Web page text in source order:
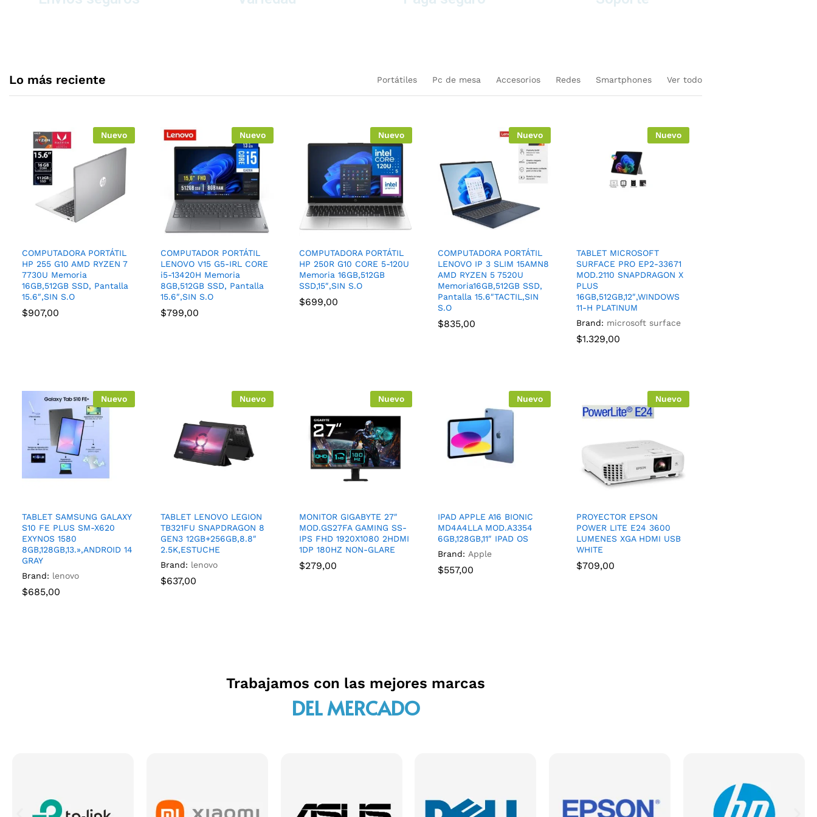
Lo más reciente Portátiles Pc de mesa Accesorios Redes Smartphones Ver todo
Nuevo
COMPUTADORA PORTÁTIL
HP 255 G10 AMD RYZEN 7
7730U Memoria
16GB,512GB SSD, Pantalla
15.6″,SIN S.O
$907,00
Nuevo
COMPUTADOR PORTÁTIL
LENOVO V15 G5-IRL CORE
i5-13420H Memoria
8GB,512GB SSD, Pantalla
15.6″,SIN S.O
$799,00
Nuevo
COMPUTADORA PORTÁTIL
HP 250R G10 CORE 5-120U
Memoria 16GB,512GB
SSD,15″,SIN S.O
$699,00
Nuevo
COMPUTADORA PORTÁTIL
LENOVO IP 3 SLIM 15AMN8
AMD RYZEN 5 7520U
Memoria16GB,512GB SSD,
Pantalla 15.6″TACTIL,SIN
S.O
$835,00
Nuevo
TABLET MICROSOFT
SURFACE PRO EP2-33671
MOD.2110 SNAPDRAGON X
PLUS
16GB,512GB,12″,WINDOWS
11-H PLATINUM
Brand: microsoft surface
$1.329,00
Nuevo
TABLET SAMSUNG GALAXY
S10 FE PLUS SM-X620
EXYNOS 1580
8GB,128GB,13.»,ANDROID 14
GRAY
Brand: lenovo
$685,00
Nuevo
TABLET LENOVO LEGION
TB321FU SNAPDRAGON 8
GEN3 12GB+256GB,8.8″
2.5K,ESTUCHE
Brand: lenovo
$637,00
Nuevo
MONITOR GIGABYTE 27″
MOD.GS27FA GAMING SS-
IPS FHD 1920X1080 2HDMI
1DP 180HZ NON-GLARE
$279,00
Nuevo
IPAD APPLE A16 BIONIC
MD4A4LLA MOD.A3354
6GB,128GB,11″ IPAD OS
Brand: Apple
$557,00
Nuevo
PROYECTOR EPSON
POWER LITE E24 3600
LUMENES XGA HDMI USB
WHITE
$709,00
Trabajamos con las mejores marcas
DEL MERCADO